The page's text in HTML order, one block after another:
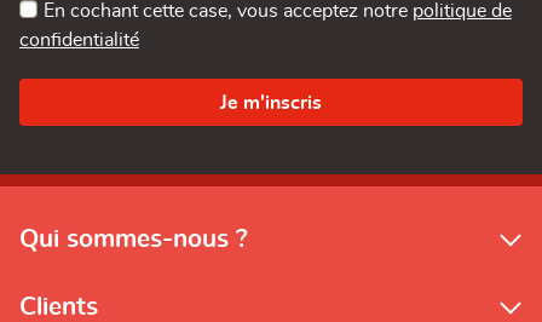
En cochant cette case, vous acceptez notre politique de
confidentialité
Qui sommes-nous ?
Clients